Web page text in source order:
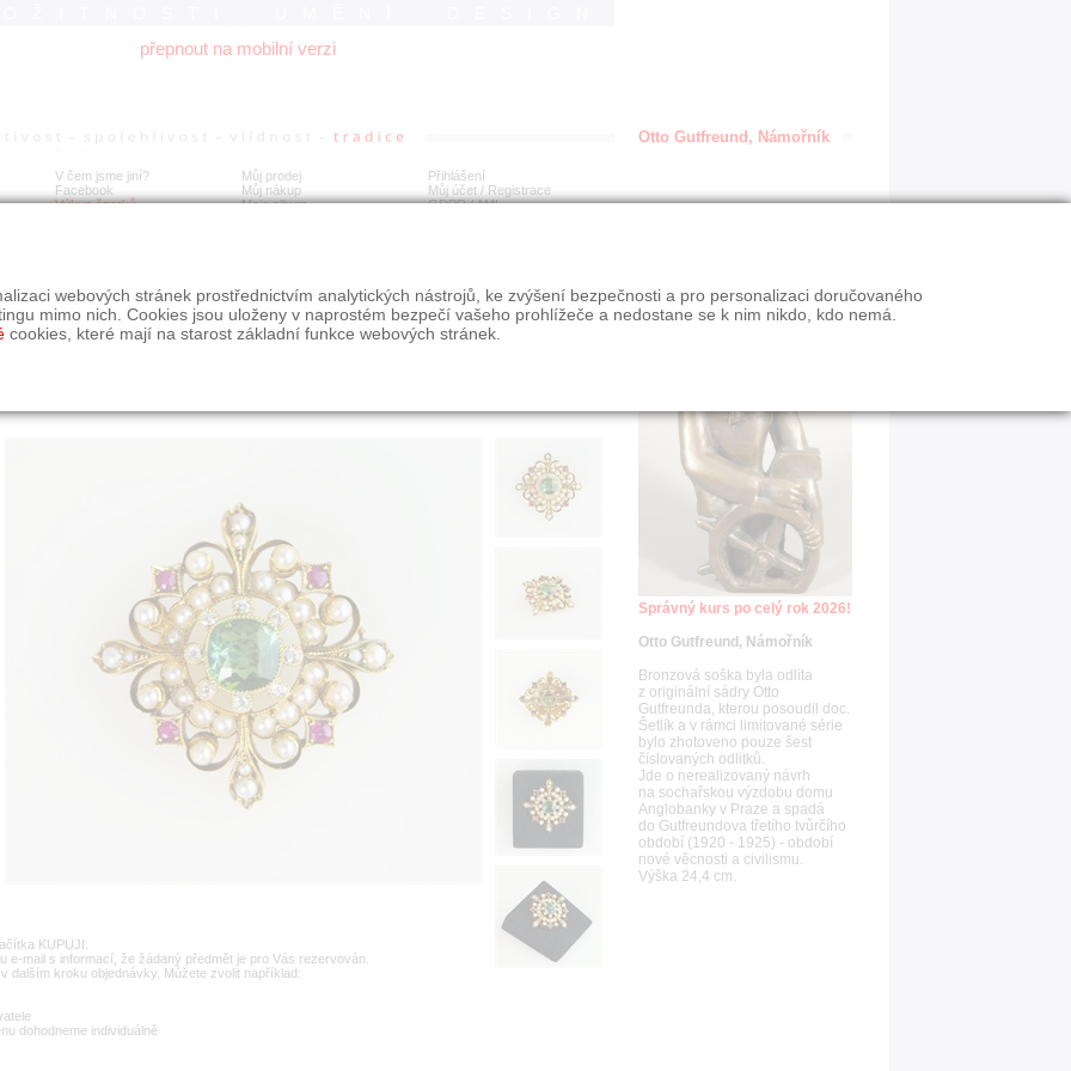
přepnout na mobilní verzi
V čem jsme jiní?
Facebook
Výkup šperků
Můj prodej
Můj nákup
Moje album
Přihlášení
Můj účet / Registrace
GDPR/AML
brož s turmalínem a perličkami
KUPUJI.
mail s informací, že žádaný předmět je pro Vás rezervován.
dalším kroku objednávky. Můžete zvolit například:
dohodneme individuálně
Otto Gutfreund, Námořník
Správný kurs po celý rok 2026!
Otto Gutfreund, Námořník
Bronzová soška byla odlita
z originální sádry Otto
Gutfreunda, kterou posoudil doc.
Šetlík a v rámci limitované série
bylo zhotoveno pouze šest
číslovaných odlitků.
Jde o nerealizovaný návrh
na sochařskou výzdobu domu
Anglobanky v Praze a spadá
do Gutfreundova třetího tvůrčího
období (1920 - 1925) - období
nové věcnosti a civilismu.
Výška 24,4 cm.
webových stránek prostřednictvím analytických nástrojů, ke zvýšení bezpečnosti a pro personalizaci doručovaného
mimo nich. Cookies jsou uloženy v naprostém bezpečí vašeho prohlížeče a nedostane se k nim nikdo, kdo nemá.
cookies, které mají na starost základní funkce webových stránek.